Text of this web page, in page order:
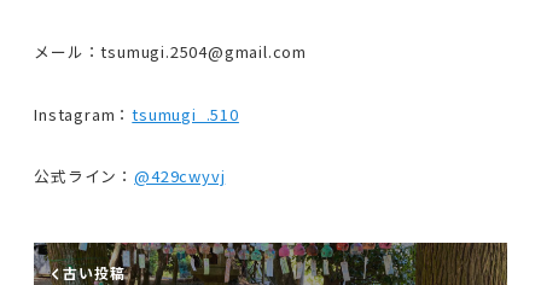
メール：tsumugi.2504@gmail.com
Instagram：tsumugi_.510
公式ライン：@429cwyvj
古い投稿